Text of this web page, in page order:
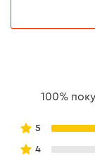
100%
5
4